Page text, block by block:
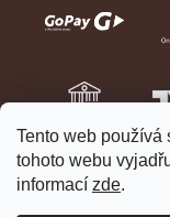
Tento web používá
tohoto webu
informací zde.